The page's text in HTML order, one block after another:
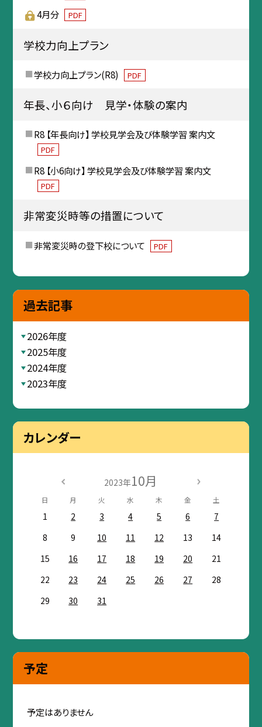
4月分 PDF
学校力向上プラン
学校力向上プラン(R8) PDF
年長、小６向け 見学・体験の案内
R8 【年長向け】 学校見学会及び体験学習 案内文
PDF
R8 【小6向け】 学校見学会及び体験学習 案内文
PDF
非常変災時等の措置について
非常変災時の登下校について PDF
過去記事
2026年度
2025年度
2024年度
2023年度
カレンダー
2023年10月
日 月 火 水 木 金 土
1 2 3 4 5 6
7
8
9 10 11 12 13
14
15
16 17 18 19 20
21
22
23 24 25 26 27
28
29
30 31
予定
予定はありません